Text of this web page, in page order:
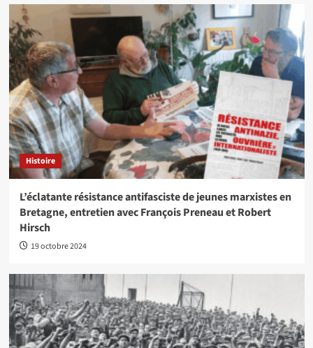
Histoire
L’éclatante résistance antifasciste de jeunes marxistes en
Bretagne, entretien avec François Preneau et Robert
Hirsch
19 octobre 2024